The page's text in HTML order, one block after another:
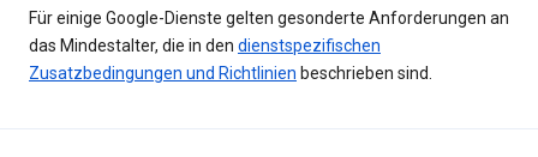
Für einige Google-Dienste gelten gesonderte Anforderungen an
das Mindestalter, die in den dienstspezifischen
Zusatzbedingungen und Richtlinien beschrieben sind.